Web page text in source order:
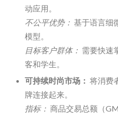
动应用。
不公平优势： 基于语言细
模型。
目标客户群体： 需要快速
客和学生。
可持续时尚市场： 将消费
牌连接起来。
指标： 商品交易总额（